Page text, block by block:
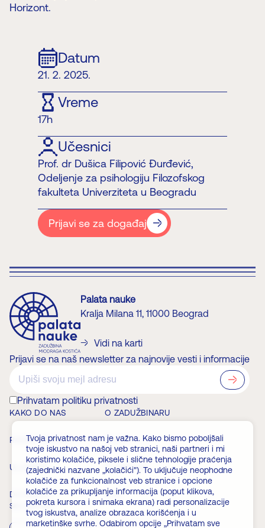
Horizont.
Datum
21. 2. 2025.
Vreme
17h
Učesnici
Prof. dr Dušica Filipović Đurđević,
Odeljenje za psihologiju Filozofskog
fakulteta Univerziteta u Beogradu
Prijavi se za događaj
Palata nauke
Kralja Milana 11, 11000 Beograd
Vidi na karti
Prijavi se na naš newsletter za najnovije vesti i informacije
Prihvatam politiku privatnosti
KAKO DO NAS O ZADUŽBINARU
RADNO VREME VESTI
ULAZNICE ČLANSTVO
DOGAĐAJI FAQ
Skini aplikaciju
Tvoja privatnost nam je važna. Kako bismo poboljšali
tvoje iskustvo na našoj veb stranici, naši partneri i mi
koristimo kolačiće, piksele i slične tehnologije praćenja
(zajednički nazvane „kolačići"). To uključuje neophodne
kolačiće za funkcionalnost veb stranice i opcione
kolačiće za prikupljanje informacija (poput klikova,
pokreta kursora i snimaka ekrana) radi personalizacije
tvog iskustva, analize obrazaca korišćenja i u
marketinške svrhe. Odabirom opcije „Prihvatam sve